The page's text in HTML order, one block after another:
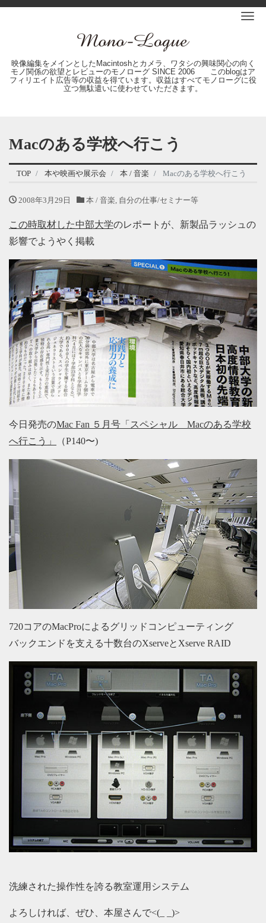
映像編集をメインとしたMacintoshとカメラ、ワタシの興味関心の向く
モノ関係の欲望とレビューのモノローグ SINCE 2006 このblogはア
フィリエイト広告等の収益を得ています。収益はすべてモノローグに役
立つ無駄遣いに使わせていただきます。
Macのある学校へ行こう
TOP 本や映画や展示会 本 / 音楽 Macのある学校へ行こう
2008年3月29日 本 / 音楽, 自分の仕事/セミナー等
この時取材した中部大学のレポートが、新製品ラッシュの
影響でようやく掲載
今日発売のMac Fan ５月号「スペシャル Macのある学校
へ行こう」
（P140〜)
720コアのMacProによるグリッドコンピューティング
バックエンドを支える十数台のXserveとXserve RAID
洗練された操作性を誇る教室運用システム
よろしければ、ぜひ、本屋さんで<(_ _)>